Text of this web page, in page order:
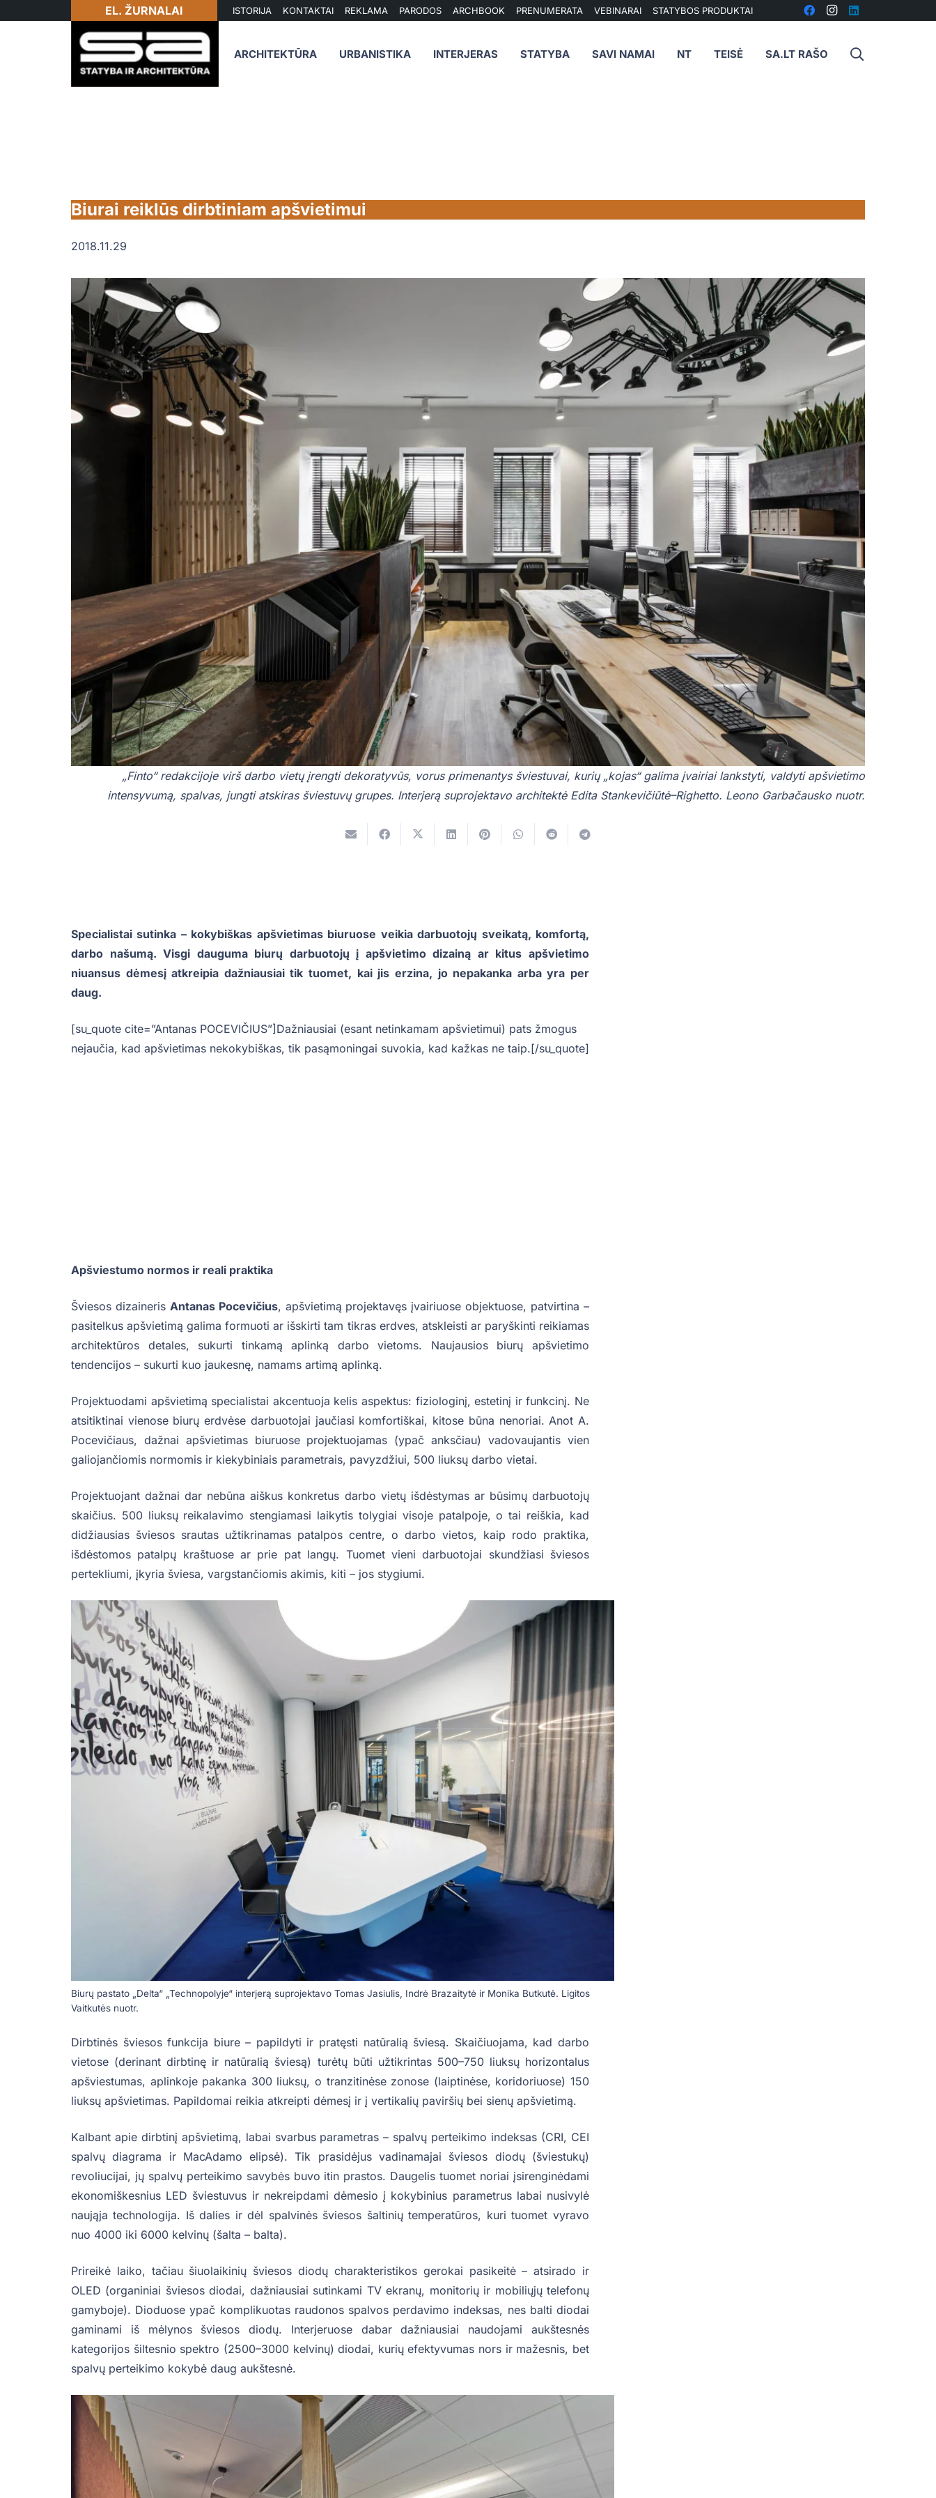
EL. ŽURNALAI ISTORIJA KONTAKTAI REKLAMA PARODOS ARCHBOOK PRENUMERATA VEBINARAI STATYBOS PRODUKTAI
ARCHITEKTŪRA URBANISTIKA INTERJERAS STATYBA SAVI NAMAI NT TEISĖ SA.LT RAŠO
Biurai reiklūs dirbtiniam apšvietimui
2018.11.29
„Finto“ redakcijoje virš darbo vietų įrengti dekoratyvūs, vorus primenantys šviestuvai, kurių „kojas“ galima įvairiai lankstyti, valdyti apšvietimo
intensyvumą, spalvas, jungti atskiras šviestuvų grupes. Interjerą suprojektavo architektė Edita Stankevičiūtė–Righetto. Leono Garbačausko nuotr.
Specialistai sutinka – kokybiškas apšvietimas biuruose veikia darbuotojų sveikatą, komfortą,
darbo našumą. Visgi dauguma biurų darbuotojų į apšvietimo dizainą ar kitus apšvietimo
niuansus dėmesį atkreipia dažniausiai tik tuomet, kai jis erzina, jo nepakanka arba yra per
daug.
[su_quote cite=”Antanas POCEVIČIUS”]Dažniausiai (esant netinkamam apšvietimui) pats žmogus
nejaučia, kad apšvietimas nekokybiškas, tik pasąmoningai suvokia, kad kažkas ne taip.[/su_quote]
Apšviestumo normos ir reali praktika
Šviesos dizaineris Antanas Pocevičius, apšvietimą projektavęs įvairiuose objektuose, patvirtina –
pasitelkus apšvietimą galima formuoti ar išskirti tam tikras erdves, atskleisti ar paryškinti reikiamas
architektūros detales, sukurti tinkamą aplinką darbo vietoms. Naujausios biurų apšvietimo
tendencijos – sukurti kuo jaukesnę, namams artimą aplinką.
Projektuodami apšvietimą specialistai akcentuoja kelis aspektus: fiziologinį, estetinį ir funkcinį. Ne
atsitiktinai vienose biurų erdvėse darbuotojai jaučiasi komfortiškai, kitose būna nenoriai. Anot A.
Pocevičiaus, dažnai apšvietimas biuruose projektuojamas (ypač anksčiau) vadovaujantis vien
galiojančiomis normomis ir kiekybiniais parametrais, pavyzdžiui, 500 liuksų darbo vietai.
Projektuojant dažnai dar nebūna aiškus konkretus darbo vietų išdėstymas ar būsimų darbuotojų
skaičius. 500 liuksų reikalavimo stengiamasi laikytis tolygiai visoje patalpoje, o tai reiškia, kad
didžiausias šviesos srautas užtikrinamas patalpos centre, o darbo vietos, kaip rodo praktika,
išdėstomos patalpų kraštuose ar prie pat langų. Tuomet vieni darbuotojai skundžiasi šviesos
pertekliumi, įkyria šviesa, vargstančiomis akimis, kiti – jos stygiumi.
Biurų pastato „Delta“ „Technopolyje“ interjerą suprojektavo Tomas Jasiulis, Indrė Brazaitytė ir Monika Butkutė. Ligitos
Vaitkutės nuotr.
Dirbtinės šviesos funkcija biure – papildyti ir pratęsti natūralią šviesą. Skaičiuojama, kad darbo
vietose (derinant dirbtinę ir natūralią šviesą) turėtų būti užtikrintas 500–750 liuksų horizontalus
apšviestumas, aplinkoje pakanka 300 liuksų, o tranzitinėse zonose (laiptinėse, koridoriuose) 150
liuksų apšvietimas. Papildomai reikia atkreipti dėmesį ir į vertikalių paviršių bei sienų apšvietimą.
Kalbant apie dirbtinį apšvietimą, labai svarbus parametras – spalvų perteikimo indeksas (CRI, CEI
spalvų diagrama ir MacAdamo elipsė). Tik prasidėjus vadinamajai šviesos diodų (šviestukų)
revoliucijai, jų spalvų perteikimo savybės buvo itin prastos. Daugelis tuomet noriai įsirenginėdami
ekonomiškesnius LED šviestuvus ir nekreipdami dėmesio į kokybinius parametrus labai nusivylė
naująja technologija. Iš dalies ir dėl spalvinės šviesos šaltinių temperatūros, kuri tuomet vyravo
nuo 4000 iki 6000 kelvinų (šalta – balta).
Prireikė laiko, tačiau šiuolaikinių šviesos diodų charakteristikos gerokai pasikeitė – atsirado ir
OLED (organiniai šviesos diodai, dažniausiai sutinkami TV ekranų, monitorių ir mobiliųjų telefonų
gamyboje). Dioduose ypač komplikuotas raudonos spalvos perdavimo indeksas, nes balti diodai
gaminami iš mėlynos šviesos diodų. Interjeruose dabar dažniausiai naudojami aukštesnės
kategorijos šiltesnio spektro (2500–3000 kelvinų) diodai, kurių efektyvumas nors ir mažesnis, bet
spalvų perteikimo kokybė daug aukštesnė.